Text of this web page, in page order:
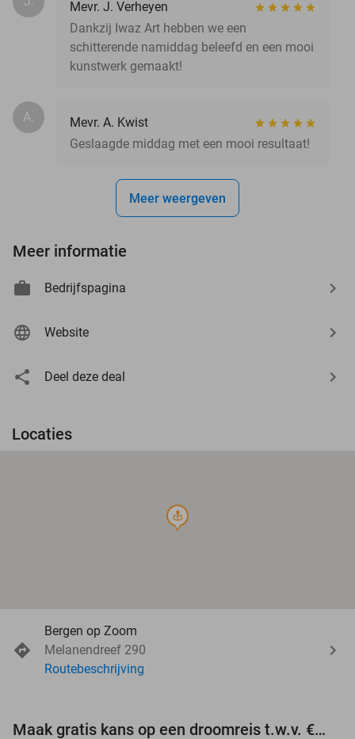
Mevr. J. Verheyen
Dankzij Iwaz Art hebben we een
schitterende namiddag beleefd en een mooi
kunstwerk gemaakt!
A.
Mevr. A. Kwist
Geslaagde middag met een mooi resultaat!
Meer weergeven
Meer informatie
Bedrijfspagina
Website
Deel deze deal
Locaties
course
Bergen op Zoom
Melanendreef 290
Routebeschrijving
Maak gratis kans op een droomreis t.w.v. €3.000!